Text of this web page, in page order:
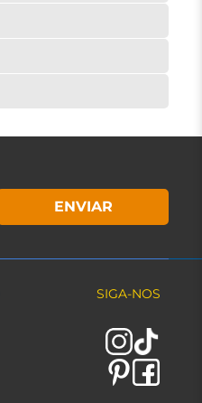
ENVIAR
SIGA-NOS